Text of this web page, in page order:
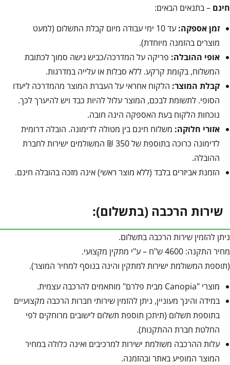
חינם – בתנאים הבאים:
זמן אספקה:
עד 10 ימי עבודה מיום קבלת התשלום (למעט
מוצרים בהזמנה מיוחדת).
אופי ההובלה: פריקה על המדרכה/כביש גישה סמוך לכתובת
המשלוח, בקומת קרקע. ללא סבלות או עלייה במדרגות.
קבלת המוצר: הלקוח אחראי על העברת המוצר מהמדרכה ליעדו
הסופי. לתשומת לבכם, המוצר עלול להיות כבד ויש להיערך לכך.
נוכחות הלקוח בעת האספקה הינה חובה.
אזורי חלוקה: משלוח חינם בין מטולה לדימונה. הובלה דרומית
לדימונה כרוכה בתוספת של 350 ₪ המשולמים ישירות לחברת
ההובלה.
הזמנת אביזרים בלבד (ללא מוצר ראשי) אינה מזכה בהובלה חינם.
שירות הרכבה (בתשלום):
ניתן להזמין שירות הרכבה בתשלום.
מחיר התקנה: 4600 ש"ח – ע"י מתקין מקצועי.
(תוספת המשולמת ישירות למתקין והינה בנוסף למחיר המוצר).
מוצרי "Canopia מבית פלרם" מותאמים להרכבה עצמית.
במידה והינך מעוניין, ניתן להזמין שירותי חברות הרכבה מקצועיים
בתוספת תשלום (תיתכן תוספת תשלום לישובים מרוחקים לפי
החלטת חברת ההתקנות).
עלות ההרכבה משולמת ישירות למרכיבים ואינה כלולה במחיר
המוצר המופיע באתר ובהזמנה.